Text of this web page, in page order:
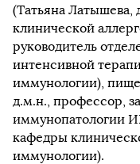
(Татьяна
клинической
руководитель
интенсивной
иммунологии),
д.м.н., профессор,
иммунопатологии
кафедры
иммунологии).